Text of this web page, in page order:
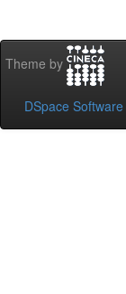
Theme by
DSpace Software